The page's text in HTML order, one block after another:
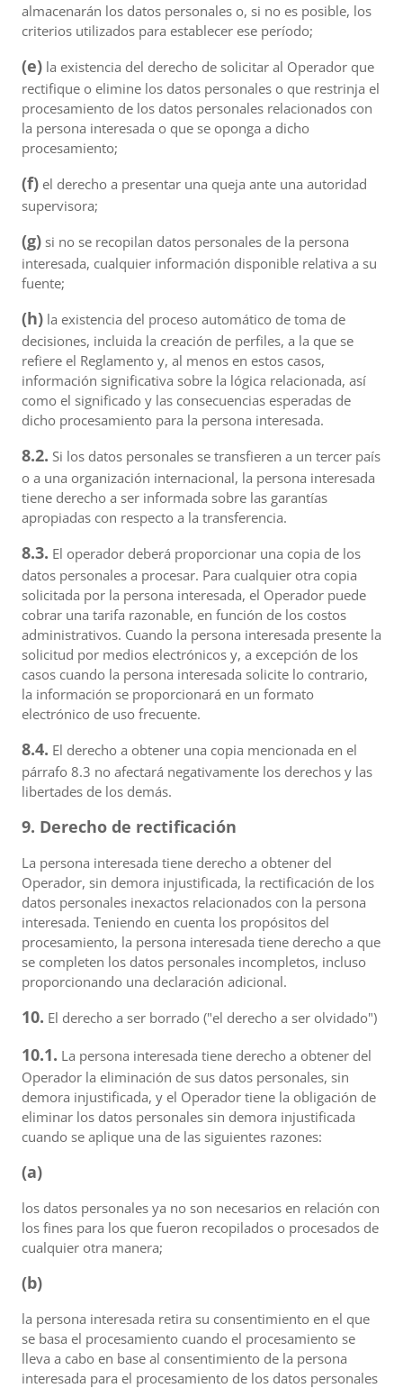
almacenarán los datos personales o, si no es posible, los
criterios utilizados para establecer ese período;
(e) la existencia del derecho de solicitar al Operador que
rectifique o elimine los datos personales o que restrinja el
procesamiento de los datos personales relacionados con
la persona interesada o que se oponga a dicho
procesamiento;
(f) el derecho a presentar una queja ante una autoridad
supervisora;
(g) si no se recopilan datos personales de la persona
interesada, cualquier información disponible relativa a su
fuente;
(h) la existencia del proceso automático de toma de
decisiones, incluida la creación de perfiles, a la que se
refiere el Reglamento y, al menos en estos casos,
información significativa sobre la lógica relacionada, así
como el significado y las consecuencias esperadas de
dicho procesamiento para la persona interesada.
8.2. Si los datos personales se transfieren a un tercer país
o a una organización internacional, la persona interesada
tiene derecho a ser informada sobre las garantías
apropiadas con respecto a la transferencia.
8.3. El operador deberá proporcionar una copia de los
datos personales a procesar. Para cualquier otra copia
solicitada por la persona interesada, el Operador puede
cobrar una tarifa razonable, en función de los costos
administrativos. Cuando la persona interesada presente la
solicitud por medios electrónicos y, a excepción de los
casos cuando la persona interesada solicite lo contrario,
la información se proporcionará en un formato
electrónico de uso frecuente.
8.4. El derecho a obtener una copia mencionada en el
párrafo 8.3 no afectará negativamente los derechos y las
libertades de los demás.
9. Derecho de rectificación
La persona interesada tiene derecho a obtener del
Operador, sin demora injustificada, la rectificación de los
datos personales inexactos relacionados con la persona
interesada. Teniendo en cuenta los propósitos del
procesamiento, la persona interesada tiene derecho a que
se completen los datos personales incompletos, incluso
proporcionando una declaración adicional.
10. El derecho a ser borrado ("el derecho a ser olvidado")
10.1. La persona interesada tiene derecho a obtener del
Operador la eliminación de sus datos personales, sin
demora injustificada, y el Operador tiene la obligación de
eliminar los datos personales sin demora injustificada
cuando se aplique una de las siguientes razones:
(a)
los datos personales ya no son necesarios en relación con
los fines para los que fueron recopilados o procesados de
cualquier otra manera;
(b)
la persona interesada retira su consentimiento en el que
se basa el procesamiento cuando el procesamiento se
lleva a cabo en base al consentimiento de la persona
interesada para el procesamiento de los datos personales